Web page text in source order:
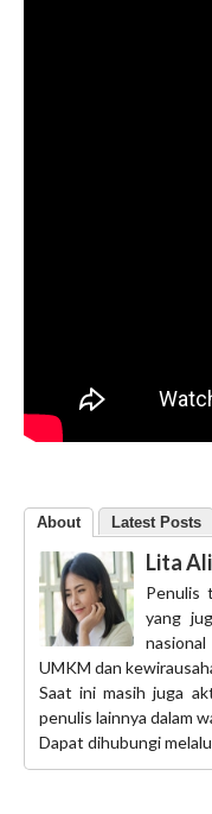
About Latest Posts
Lita
Penulis
yang
UMKM dan
Saat ini masih juga
penulis lainnya dalam
Dapat dihubungi